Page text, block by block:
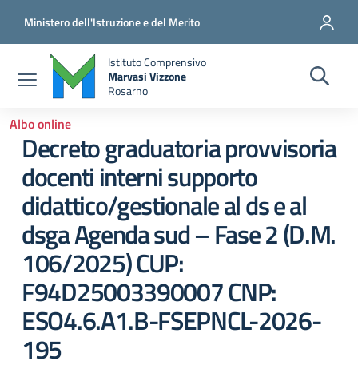
Ministero dell'Istruzione e del Merito
Istituto Comprensivo
Marvasi Vizzone
Rosarno
Albo online
Decreto graduatoria provvisoria
docenti interni supporto
didattico/gestionale al ds e al
dsga Agenda sud – Fase 2 (D.M.
106/2025) CUP:
F94D25003390007 CNP:
ESO4.6.A1.B-FSEPNCL-2026-
195